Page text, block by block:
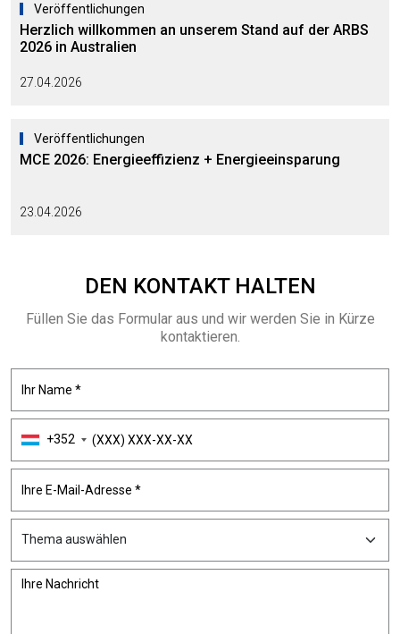
Veröffentlichungen
Herzlich willkommen an unserem Stand auf der ARBS
2026 in Australien
27.04.2026
Veröffentlichungen
MCE 2026: Energieeffizienz + Energieeinsparung
23.04.2026
DEN KONTAKTHALTEN
Füllen Sie das Formular aus und wir werden Sie in Kürze
kontaktieren.
+352